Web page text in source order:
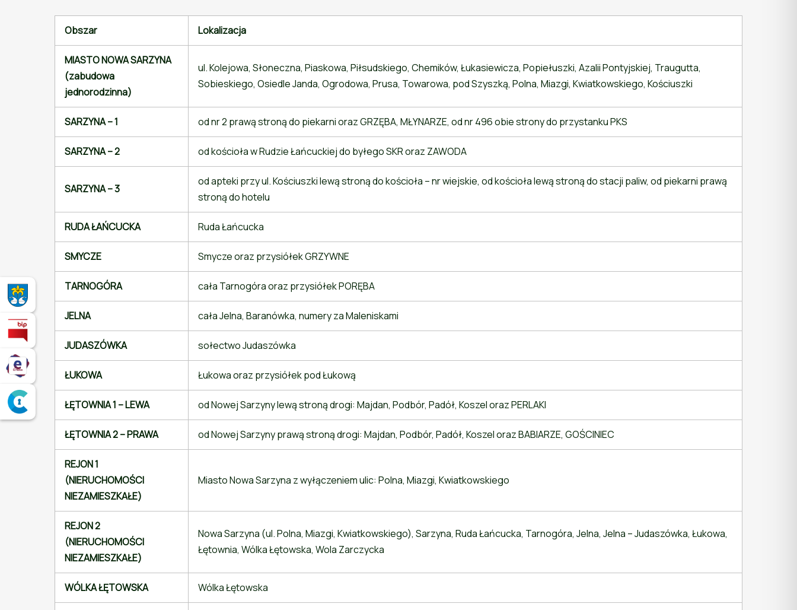
Obszar Lokalizacja
MIASTO NOWA SARZYNA
(zabudowa
jednorodzinna)
ul. Kolejowa, Słoneczna, Piaskowa, Piłsudskiego, Chemików, Łukasiewicza, Popiełuszki, Azalii Pontyjskiej, Traugutta,
Sobieskiego, Osiedle Janda, Ogrodowa, Prusa, Towarowa, pod Szyszką, Polna, Miazgi, Kwiatkowskiego, Kościuszki
SARZYNA – 1 od nr 2 prawą stroną do piekarni oraz GRZĘBA, MŁYNARZE, od nr 496 obie strony do przystanku PKS
SARZYNA – 2 od kościoła w Rudzie Łańcuckiej do byłego SKR oraz ZAWODA
SARZYNA – 3
od apteki przy ul. Kościuszki lewą stroną do kościoła – nr wiejskie, od kościoła lewą stroną do stacji paliw, od piekarni prawą
stroną do hotelu
RUDA ŁAŃCUCKA Ruda Łańcucka
SMYCZE Smycze oraz przysiółek GRZYWNE
TARNOGÓRA cała Tarnogóra oraz przysiółek PORĘBA
JELNA cała Jelna, Baranówka, numery za Maleniskami
JUDASZÓWKA sołectwo Judaszówka
ŁUKOWA Łukowa oraz przysiółek pod Łukową
ŁĘTOWNIA 1 – LEWA od Nowej Sarzyny lewą stroną drogi: Majdan, Podbór, Padół, Koszel oraz PERLAKI
ŁĘTOWNIA 2 – PRAWA od Nowej Sarzyny prawą stroną drogi: Majdan, Podbór, Padół, Koszel oraz BABIARZE, GOŚCINIEC
REJON 1
(NIERUCHOMOŚCI
NIEZAMIESZKAŁE)
Miasto Nowa Sarzyna z wyłączeniem ulic: Polna, Miazgi, Kwiatkowskiego
REJON 2
(NIERUCHOMOŚCI
NIEZAMIESZKAŁE)
Nowa Sarzyna (ul. Polna, Miazgi, Kwiatkowskiego), Sarzyna, Ruda Łańcucka, Tarnogóra, Jelna, Jelna – Judaszówka, Łukowa,
Łętownia, Wólka Łętowska, Wola Zarczycka
WÓLKA ŁĘTOWSKA Wólka Łętowska
Biuletyn Informacji Publicznej
Serwis ePUAP